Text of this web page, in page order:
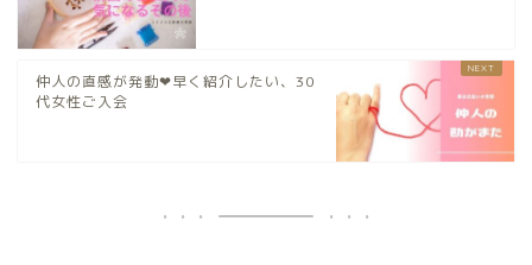
仲人の直感が発動❤︎早く紹介したい、30
代女性ご入会